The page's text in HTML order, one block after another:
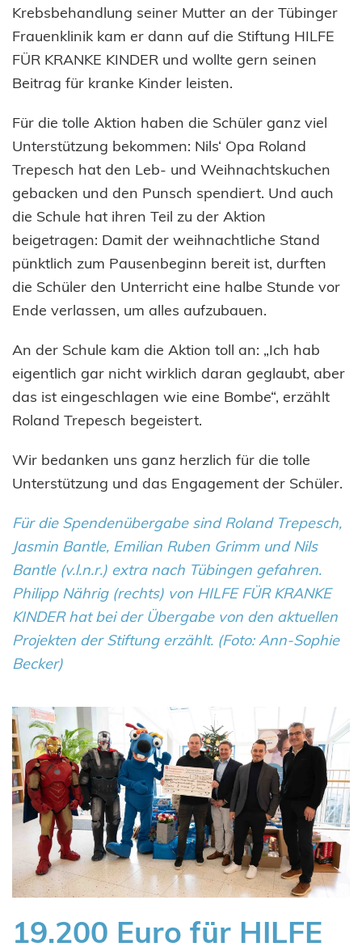
Krebsbehandlung seiner Mutter an der Tübinger
Frauenklinik kam er dann auf die Stiftung HILFE
FÜR KRANKE KINDER und wollte gern seinen
Beitrag für kranke Kinder leisten.
Für die tolle Aktion haben die Schüler ganz viel
Unterstützung bekommen: Nils‘ Opa Roland
Trepesch hat den Leb- und Weihnachtskuchen
gebacken und den Punsch spendiert. Und auch
die Schule hat ihren Teil zu der Aktion
beigetragen: Damit der weihnachtliche Stand
pünktlich zum Pausenbeginn bereit ist, durften
die Schüler den Unterricht eine halbe Stunde vor
Ende verlassen, um alles aufzubauen.
An der Schule kam die Aktion toll an: „Ich hab
eigentlich gar nicht wirklich daran geglaubt, aber
das ist eingeschlagen wie eine Bombe“, erzählt
Roland Trepesch begeistert.
Wir bedanken uns ganz herzlich für die tolle
Unterstützung und das Engagement der Schüler.
Für die Spendenübergabe sind Roland Trepesch,
Jasmin Bantle, Emilian Ruben Grimm und Nils
Bantle (v.l.n.r.) extra nach Tübingen gefahren.
Philipp Nährig (rechts) von HILFE FÜR KRANKE
KINDER hat bei der Übergabe von den aktuellen
Projekten der Stiftung erzählt. (Foto: Ann-Sophie
Becker)
19.200 Euro für HILFE